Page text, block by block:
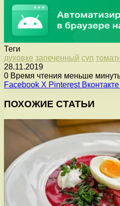
Теги
духовке запеченный суп
28.11.2019
0 Время чтения меньше
Facebook X Pinterest Вконтакте
ПОХОЖИЕ СТАТЬИ